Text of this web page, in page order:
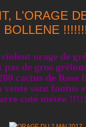
L'ORAGE
BOLLENE
orage de
pas de gros
cactus de Rose
vente sont foutus
coté météo